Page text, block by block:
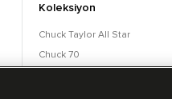
Koleksiyon
Chuck Taylor All Star
Chuck 70